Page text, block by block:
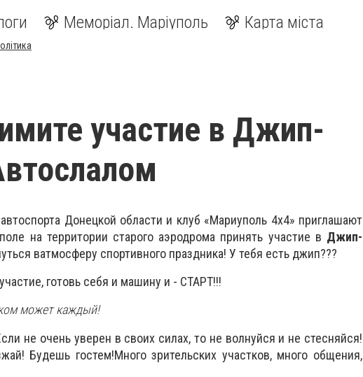
Меморіал. Маріуполь Карта міста
участие в Джип-
Донецкой области и клуб «Мариуполь 4х4» приглашают
на территории старого аэродрома принять участие в Джип-
ватмосферу спортивного праздника! У тебя есть джип???
готовь себя и машину и - СТАРТ!!!
может каждый!
не очень уверен в своих силах, то не волнуйся и не стесняйся!
Будешь гостем!Много зрительских участков, много общения,